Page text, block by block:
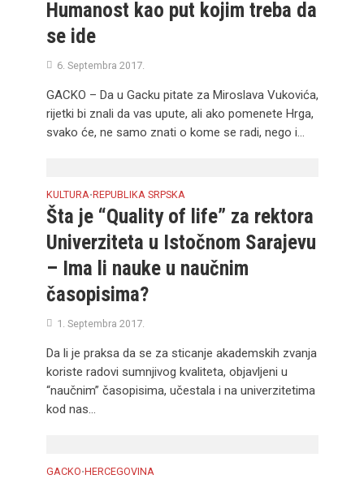
Humanost kao put kojim treba da
se ide
6. Septembra 2017.
GACKO – Da u Gacku pitate za Miroslava Vukovića,
rijetki bi znali da vas upute, ali ako pomenete Hrga,
svako će, ne samo znati o kome se radi, nego i...
KULTURA•REPUBLIKA SRPSKA
Šta je “Quality of life” za rektora
Univerziteta u Istočnom Sarajevu
– Ima li nauke u naučnim
časopisima?
1. Septembra 2017.
Da li je praksa da se za sticanje akademskih zvanja
koriste radovi sumnjivog kvaliteta, objavljeni u
“naučnim” časopisima, učestala i na univerzitetima
kod nas...
GACKO•HERCEGOVINA